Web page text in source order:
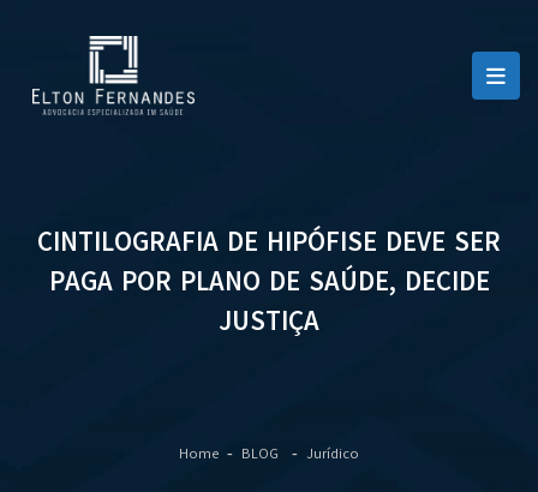
CINTILOGRAFIA DE HIPÓFISE DEVE SER
PAGA POR PLANO DE SAÚDE, DECIDE
JUSTIÇA
Home BLOG Jurídico